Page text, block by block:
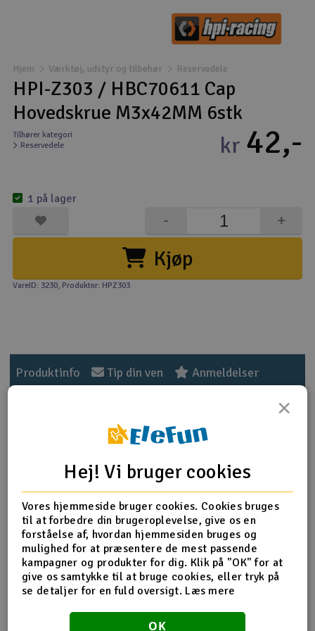
Droner til FPV
Fly
Helikopter
Modelbygg og byggesæt
Modeljernbane
Motor & tilbehør
Raketter
Slot racing
Smarthjem, leg og hobby
Solenergi
Værktøj, udstyr og tilbehør
Gavekort
Hjem Værktøj, udstyr og tilbehør Reservedele
HPI-Z303 / HBC70611 Cap
Hovedskrue M3x42MM 6stk
Tilhører kategori
Reservedele
kr 42,-
Kjøp
+
-
1 på lager
VareID: 3230, Produktnr: HPZ303
Produktinfo Tip din ven Anmeldelser
Produkt information
Z303 Cap Head Skrue M3x42MM Sort 6 stk
Flere detaljer
Produktet er
forbundet med
Reservedele HPI
Del af PartFinder
HPI Baja 5B Flux SBK 2WD Kit
HPI Bullet MT 3.0 RTR WP 2.4G
×
Hej! Vi bruger cookies
Vores hjemmeside bruger cookies. Cookies bruges
til at forbedre din brugeroplevelse, give os en
forståelse af, hvordan hjemmesiden bruges og
mulighed for at præsentere de mest passende
kampagner og produkter for dig. Klik på "OK" for at
give os samtykke til at bruge cookies, eller tryk på
se detaljer for en fuld oversigt. Læs mere
OK